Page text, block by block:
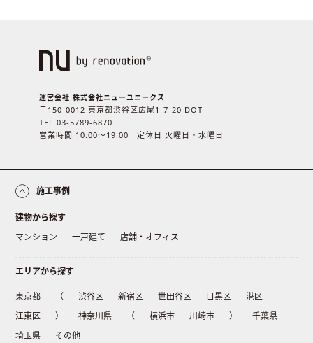
運営会社 株式会社ニューユニークス
〒150-0012 東京都渋谷区広尾1-7-20 DOT
TEL 03-5789-6870
営業時間 10:00〜19:00 定休日 火曜日・水曜日
施工事例
建物から探す
マンション
一戸建て 店舗・オフィス
エリアから探す
東京都 （ 渋谷区 新宿区 世田谷区 目黒区
港区
江東区
） 神奈川県 （ 横浜市 川崎市 ）
千葉県
埼玉県
その他